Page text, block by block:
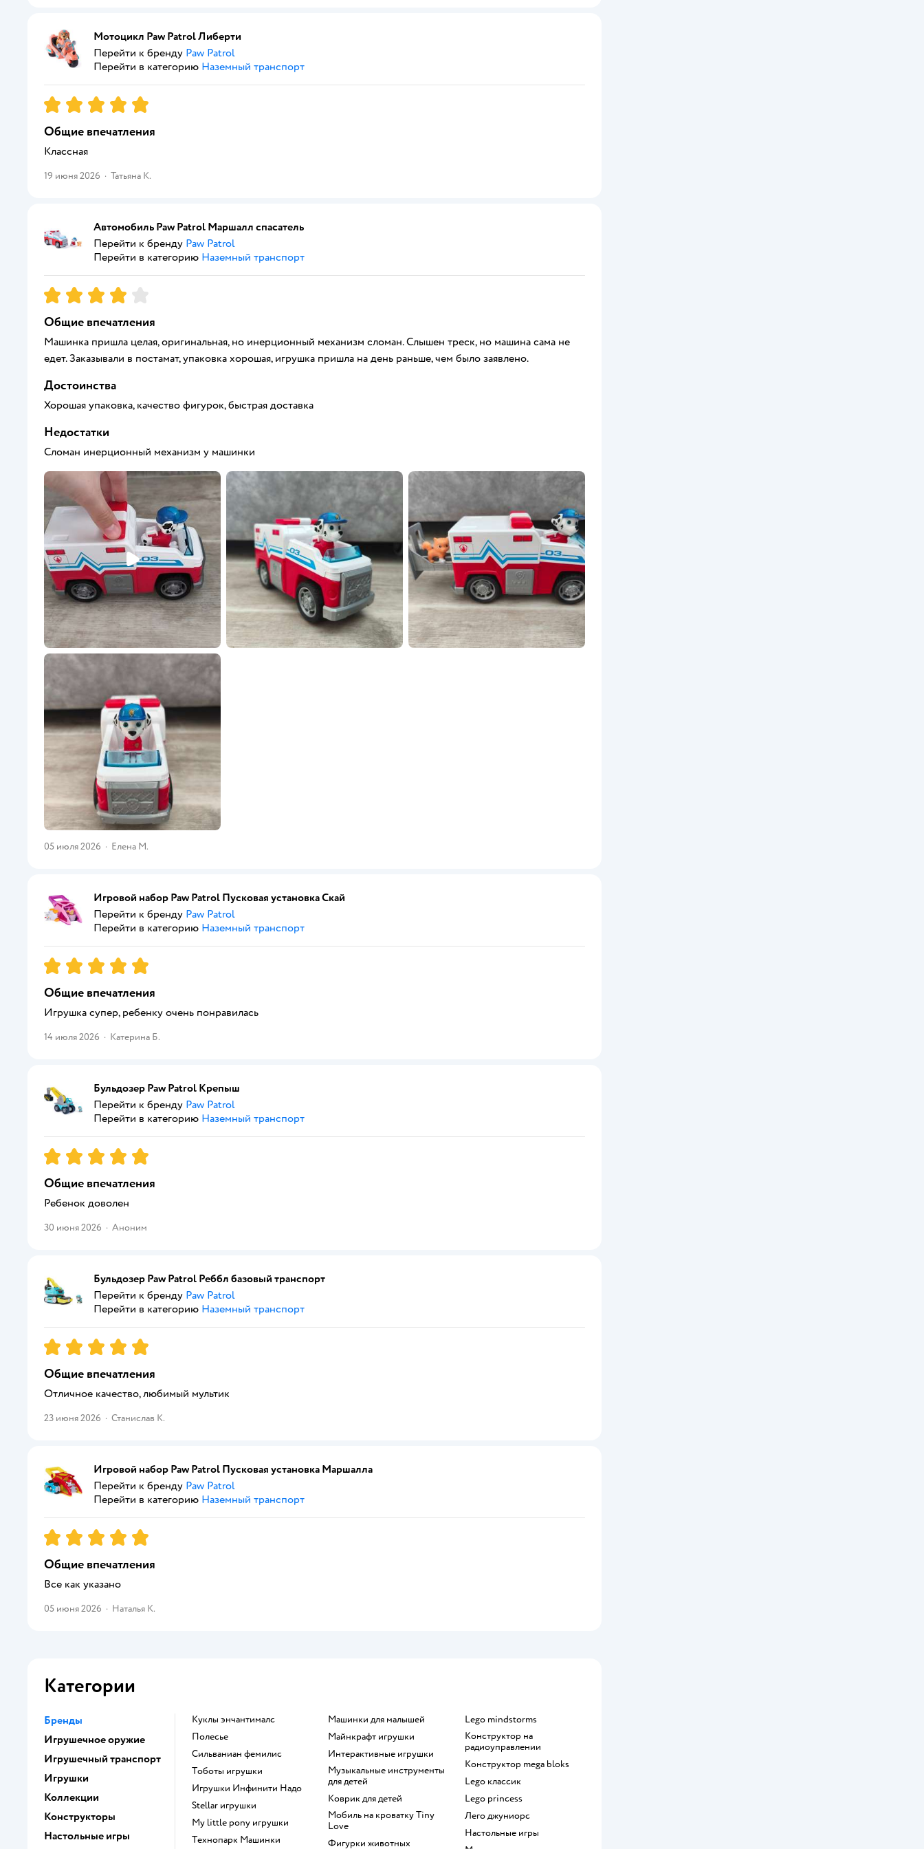
Мотоцикл Paw Patrol Либерти
Перейти к бренду Paw Patrol
Перейти в категорию Наземный транспорт
Рейтинг:5
Общие впечатления
Классная
19 июня 2026 · Татьяна К.
Автомобиль Paw Patrol Маршалл спасатель
Перейти к бренду Paw Patrol
Перейти в категорию Наземный транспорт
Рейтинг:4
Общие впечатления
Машинка пришла целая, оригинальная, но инерционный механизм сломан. Слышен треск, но машина сама не
едет. Заказывали в постамат, упаковка хорошая, игрушка пришла на день раньше, чем было заявлено.
Достоинства
Хорошая упаковка, качество фигурок, быстрая доставка
Недостатки
Сломан инерционный механизм у машинки
05 июля 2026 · Елена М.
Игровой набор Paw Patrol Пусковая установка Скай
Перейти к бренду Paw Patrol
Перейти в категорию Наземный транспорт
Рейтинг:5
Общие впечатления
Игрушка супер, ребенку очень понравилась
14 июля 2026 · Катерина Б.
Бульдозер Paw Patrol Крепыш
Перейти к бренду Paw Patrol
Перейти в категорию Наземный транспорт
Рейтинг:5
Общие впечатления
Ребенок доволен
30 июня 2026 · Аноним
Бульдозер Paw Patrol Реббл базовый транспорт
Перейти к бренду Paw Patrol
Перейти в категорию Наземный транспорт
Рейтинг:5
Общие впечатления
Отличное качество, любимый мультик
23 июня 2026 · Станислав К.
Игровой набор Paw Patrol Пусковая установка Маршалла
Перейти к бренду Paw Patrol
Перейти в категорию Наземный транспорт
Рейтинг:5
Общие впечатления
Все как указано
05 июня 2026 · Наталья К.
Категории
Бренды
Игрушечное оружие
Игрушечный транспорт
Игрушки
Коллекции
Конструкторы
Настольные игры
Куклы энчантималс
Полесье
Сильваниан фемилис
Тоботы игрушки
Игрушки Инфинити Надо
Stellar игрушки
my little pony игрушки
Технопарк Машинки
Машинки для малышей
Майнкрафт игрушки
Интерактивные игрушки
Музыкальные инструменты
для детей
Коврик для детей
Мобиль на кроватку Tiny
Love
Фигурки животных
Lego mindstorms
Конструктор на
радиоуправлении
Конструктор mega bloks
Lego классик
Lego princess
Лего джуниорс
Настольные игры